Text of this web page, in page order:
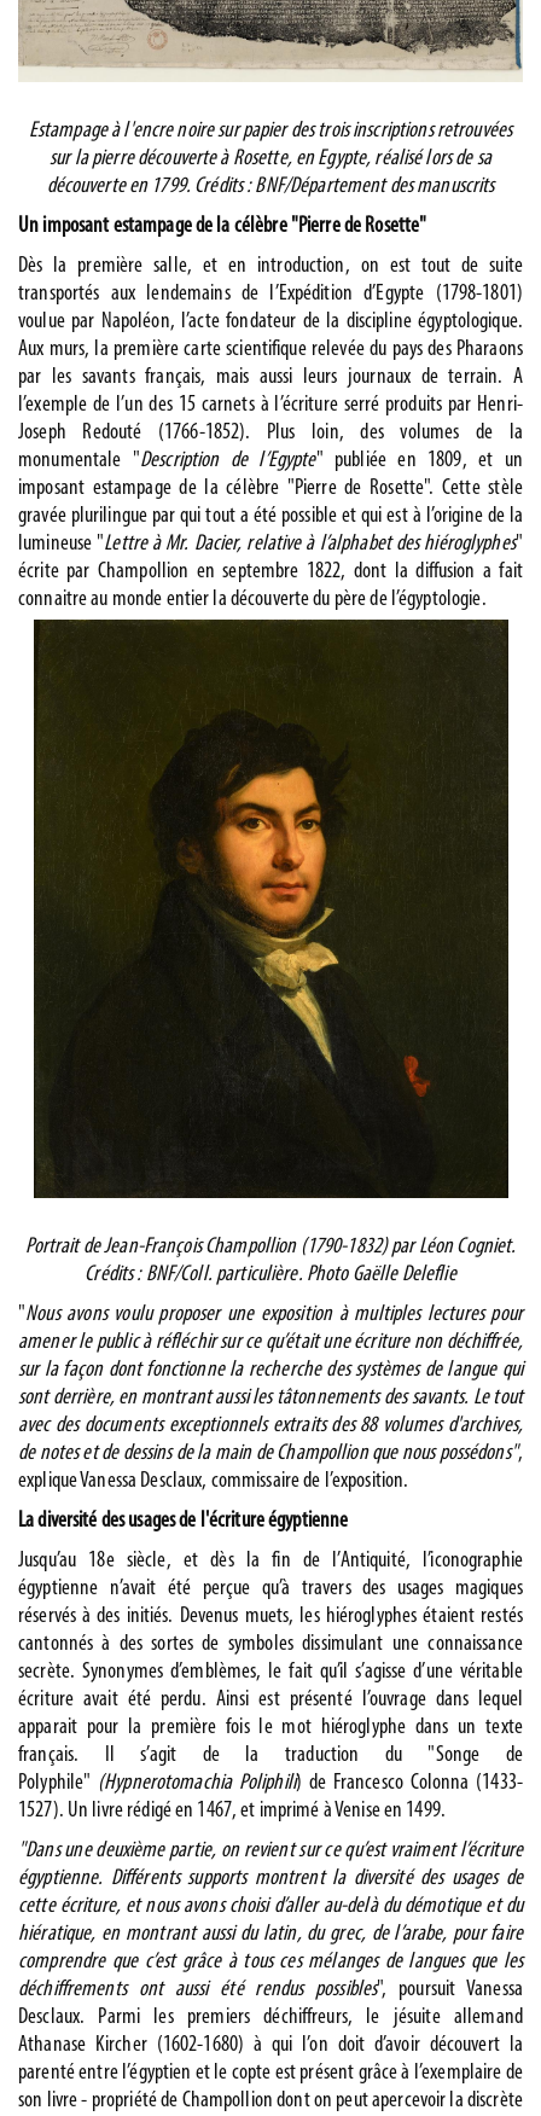
Estampage à l'encre noire sur papier des trois inscriptions retrouvées
sur la pierre découverte à Rosette, en Egypte, réalisé lors de sa
découverte en 1799. Crédits : BNF/Département des manuscrits
Un imposant estampage de la célèbre "Pierre de Rosette"
Dès la première salle, et en introduction, on est tout de suite
transportés aux lendemains de l’Expédition d’Egypte (1798-1801)
voulue par Napoléon, l’acte fondateur de la discipline égyptologique.
Aux murs, la première carte scientifique relevée du pays des Pharaons
par les savants français, mais aussi leurs journaux de terrain. A
l’exemple de l’un des 15 carnets à l’écriture serré produits par Henri-
Joseph Redouté (1766-1852). Plus loin, des volumes de la
monumentale "Description de l’Egypte" publiée en 1809, et un
imposant estampage de la célèbre "Pierre de Rosette". Cette stèle
gravée plurilingue par qui tout a été possible et qui est à l’origine de la
lumineuse "Lettre à Mr. Dacier, relative à l’alphabet des hiéroglyphes"
écrite par Champollion en septembre 1822, dont la diffusion a fait
connaitre au monde entier la découverte du père de l’égyptologie.
Portrait de Jean-François Champollion (1790-1832) par Léon Cogniet.
Crédits : BNF/Coll. particulière. Photo Gaëlle Deleflie
"Nous avons voulu proposer une exposition à multiples lectures pour
amener le public à réfléchir sur ce qu’était une écriture non déchiffrée,
sur la façon dont fonctionne la recherche des systèmes de langue qui
sont derrière, en montrant aussi les tâtonnements des savants. Le tout
avec des documents exceptionnels extraits des 88 volumes d'archives,
de notes et de dessins de la main de Champollion que nous possédons",
explique Vanessa Desclaux, commissaire de l’exposition.
La diversité des usages de l'écriture égyptienne
Jusqu’au 18e siècle, et dès la fin de l’Antiquité, l’iconographie
égyptienne n’avait été perçue qu’à travers des usages magiques
réservés à des initiés. Devenus muets, les hiéroglyphes étaient restés
cantonnés à des sortes de symboles dissimulant une connaissance
secrète. Synonymes d’emblèmes, le fait qu’il s’agisse d’une véritable
écriture avait été perdu. Ainsi est présenté l’ouvrage dans lequel
apparait pour la première fois le mot hiéroglyphe dans un texte
français. Il s’agit de la traduction du "Songe de
Polyphile" (Hypnerotomachia Poliphili) de Francesco Colonna (1433-
1527). Un livre rédigé en 1467, et imprimé à Venise en 1499.
"Dans une deuxième partie, on revient sur ce qu’est vraiment l’écriture
égyptienne. Différents supports montrent la diversité des usages de
cette écriture, et nous avons choisi d’aller au-delà du démotique et du
hiératique, en montrant aussi du latin, du grec, de l’arabe, pour faire
comprendre que c’est grâce à tous ces mélanges de langues que les
déchiffrements ont aussi été rendus possibles", poursuit Vanessa
Desclaux. Parmi les premiers déchiffreurs, le jésuite allemand
Athanase Kircher (1602-1680) à qui l’on doit d’avoir découvert la
parenté entre l’égyptien et le copte est présent grâce à l’exemplaire de
son livre - propriété de Champollion dont on peut apercevoir la discrète